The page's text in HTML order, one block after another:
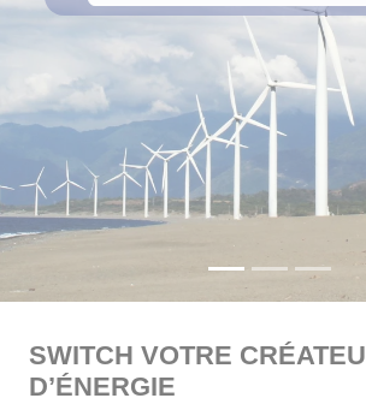
SWITCH VOTRE
D’ÉNERGIE